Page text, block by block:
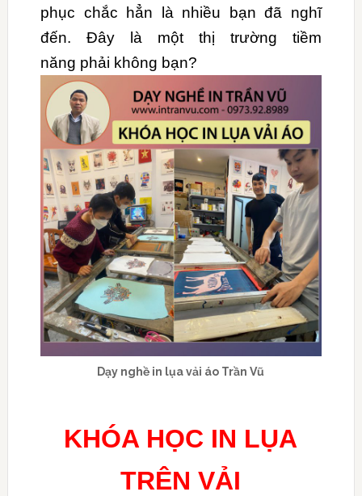
phục chắc hẳn là nhiều bạn đã nghĩ
đến. Đây là một thị trường tiềm
năng phải không bạn?
Dạy nghề in lụa vải áo Trần Vũ
KHÓA HỌC IN LỤA
TRÊN VẢI